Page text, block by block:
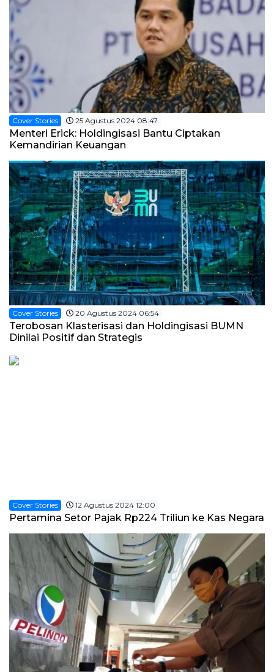
Cover Stories 25 Agustus 2024 08:47
Menteri Erick: Holdingisasi Bantu Ciptakan
Kemandirian Keuangan
Cover Stories 20 Agustus 2024 06:54
Terobosan Klasterisasi dan Holdingisasi BUMN
Dinilai Positif dan Strategis
Cover Stories 12 Agustus 2024 12:00
Pertamina Setor Pajak Rp224 Triliun ke Kas Negara